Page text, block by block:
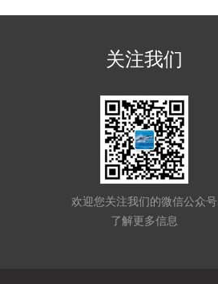
关注我们
欢迎您关注我们的微信公众号
了解更多信息